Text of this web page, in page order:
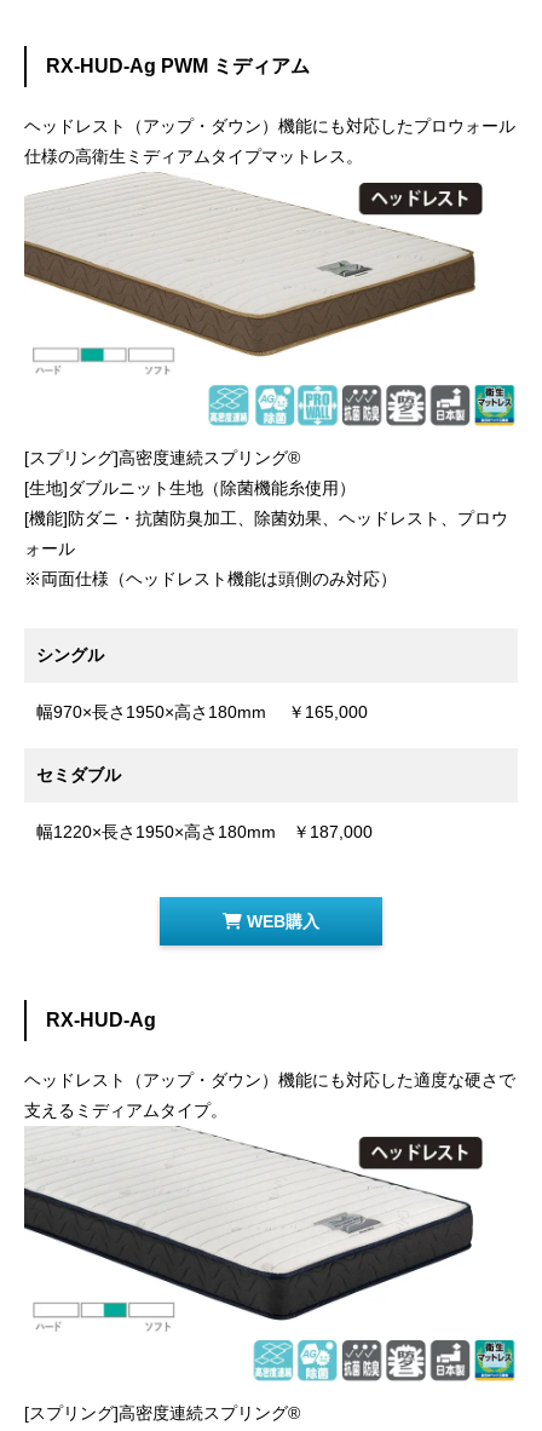
RX-HUD-Ag PWM ミディアム
ヘッドレスト（アップ・ダウン）機能にも対応したプロウォール
仕様の高衛生ミディアムタイプマットレス。
[スプリング]高密度連続スプリング®
[生地]ダブルニット生地（除菌機能糸使用）
[機能]防ダニ・抗菌防臭加工、除菌効果、ヘッドレスト、プロウ
ォール
※両面仕様（ヘッドレスト機能は頭側のみ対応）
シングル
幅970×長さ1950×高さ180mm ￥165,000
セミダブル
幅1220×長さ1950×高さ180mm ￥187,000
WEB購入
RX-HUD-Ag
ヘッドレスト（アップ・ダウン）機能にも対応した適度な硬さで
支えるミディアムタイプ。
[スプリング]高密度連続スプリング®